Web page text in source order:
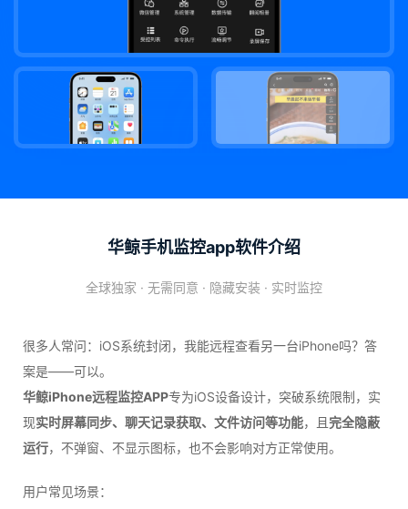
华鲸手机监控app软件介绍
全球独家 · 无需同意 · 隐藏安装 · 实时监控
很多人常问：iOS系统封闭，我能远程查看另一台iPhone吗？答
案是——可以。
华鲸iPhone远程监控APP专为iOS设备设计，突破系统限制，实
现实时屏幕同步、聊天记录获取、文件访问等功能，且完全隐蔽
运行，不弹窗、不显示图标，也不会影响对方正常使用。
用户常见场景：